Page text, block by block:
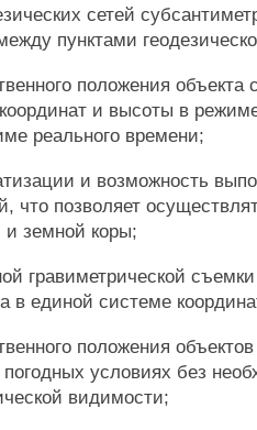
сетей
пунктами
положения
и высоты в
реального времени;
и возможность
что позволяет
земной коры;
гравиметрической
в единой системе
положения
условиях без
видимости;